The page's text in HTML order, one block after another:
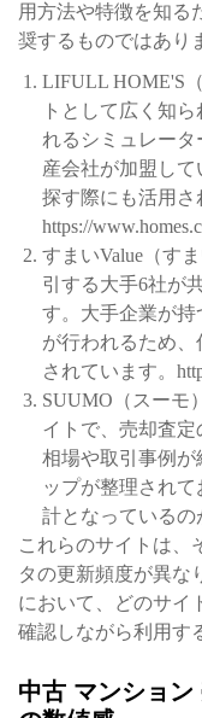
用方法や特徴を知る
奨するものではあり
LIFULL HOME'S
トとして広く知
れるシミュレー
産会社が加盟し
探す際にも活用さ
https://
すまいValue（す
引する大手6社が
す。大手企業が
が行われるため
されています。
SUUMO（スーモ
イトで、売却査
相場や取引事例
ップが整理され
計となっているの
これらのサイトは、
タの更新頻度が異な
において、どのサイ
確認しながら利用す
中古 マンショ